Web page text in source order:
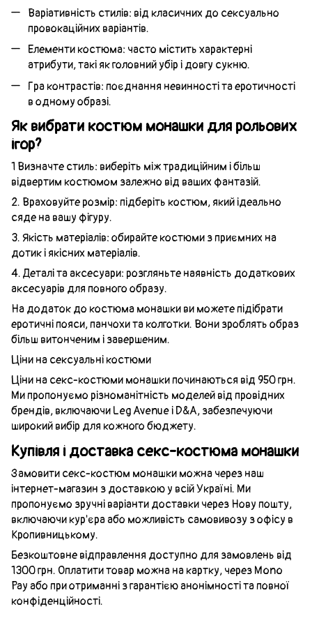
Варіативність стилів: від класичних до сексуально
провокаційних варіантів.
Елементи костюма: часто містить характерні
атрибути, такі як головний убір і довгу сукню.
Гра контрастів: поєднання невинності та еротичності
в одному образі.
Як вибрати костюм монашки для рольових
ігор?
1 Визначте стиль: виберіть між традиційним і більш
відвертим костюмом залежно від ваших фантазій.
2. Враховуйте розмір: підберіть костюм, який ідеально
сяде на вашу фігуру.
3. Якість матеріалів: обирайте костюми з приємних на
дотик і якісних матеріалів.
4. Деталі та аксесуари: розгляньте наявність додаткових
аксесуарів для повного образу.
На додаток до костюма монашки ви можете підібрати
еротичні пояси, панчохи та колготки. Вони зроблять образ
більш витонченим і завершеним.
Ціни на сексуальні костюми
Ціни на секс-костюми монашки починаються від 950 грн.
Ми пропонуємо різноманітність моделей від провідних
брендів, включаючи Leg Avenue і D&A, забезпечуючи
широкий вибір для кожного бюджету.
Купівля і доставка секс-костюма монашки
Замовити секс-костюм монашки можна через наш
інтернет-магазин з доставкою у всій Україні. Ми
пропонуємо зручні варіанти доставки через Нову пошту,
включаючи кур'єра або можливість самовивозу з офісу в
Кропивницькому.
Безкоштовне відправлення доступно для замовлень від
1300 грн. Оплатити товар можна на картку, через Mono
Pay або при отриманні з гарантією анонімності та повної
конфіденційності.